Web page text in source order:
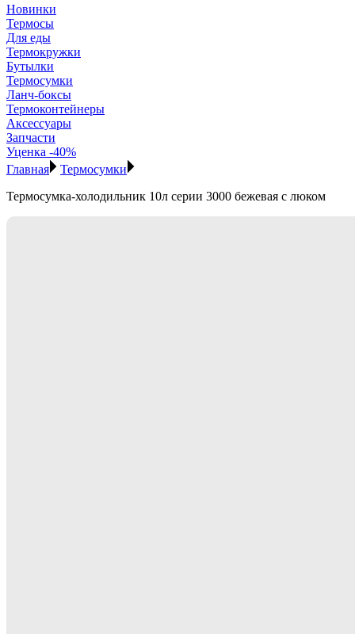
Новинки
Термосы
Для еды
Термокружки
Бутылки
Термосумки
Ланч-боксы
Термоконтейнеры
Аксессуары
Запчасти
Уценка -40%
Главная
Термосумки
Термосумка-холодильник 10л серии 3000 бежевая с люком